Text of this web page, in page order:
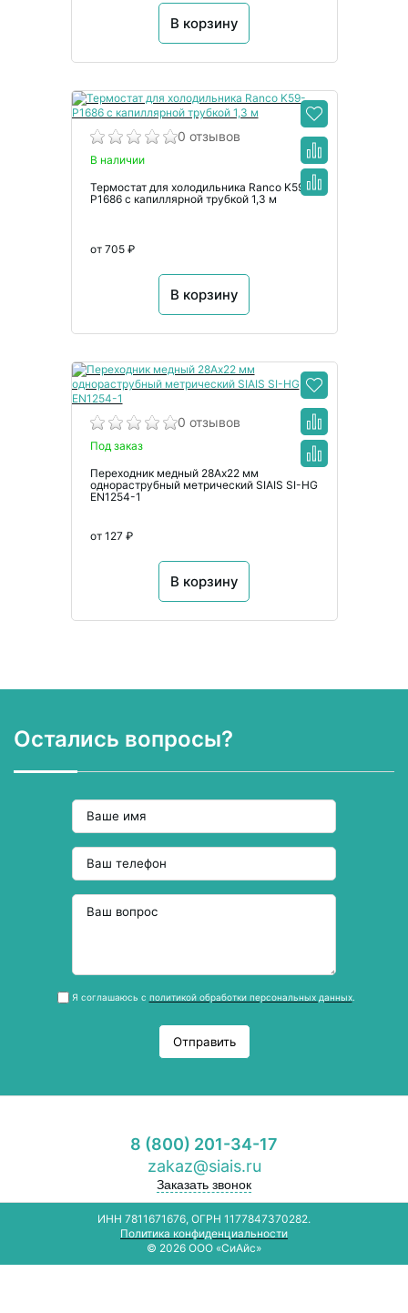
В корзину
0 отзывов
В наличии
Термостат для холодильника Ranco K59-
P1686 с капиллярной трубкой 1,3 м
от 705 ₽
В корзину
0 отзывов
Под заказ
Переходник медный 28Ах22 мм
однораструбный метрический SIAIS SI-HG
EN1254-1
от 127 ₽
В корзину
Остались вопросы?
Я соглашаюсь с политикой обработки персональных данных.
Отправить
8 (800) 201-34-17
zakaz@siais.ru
Заказать звонок
ИНН 7811671676, ОГРН 1177847370282.
Политика конфиденциальности
© 2026 ООО «СиАйс»